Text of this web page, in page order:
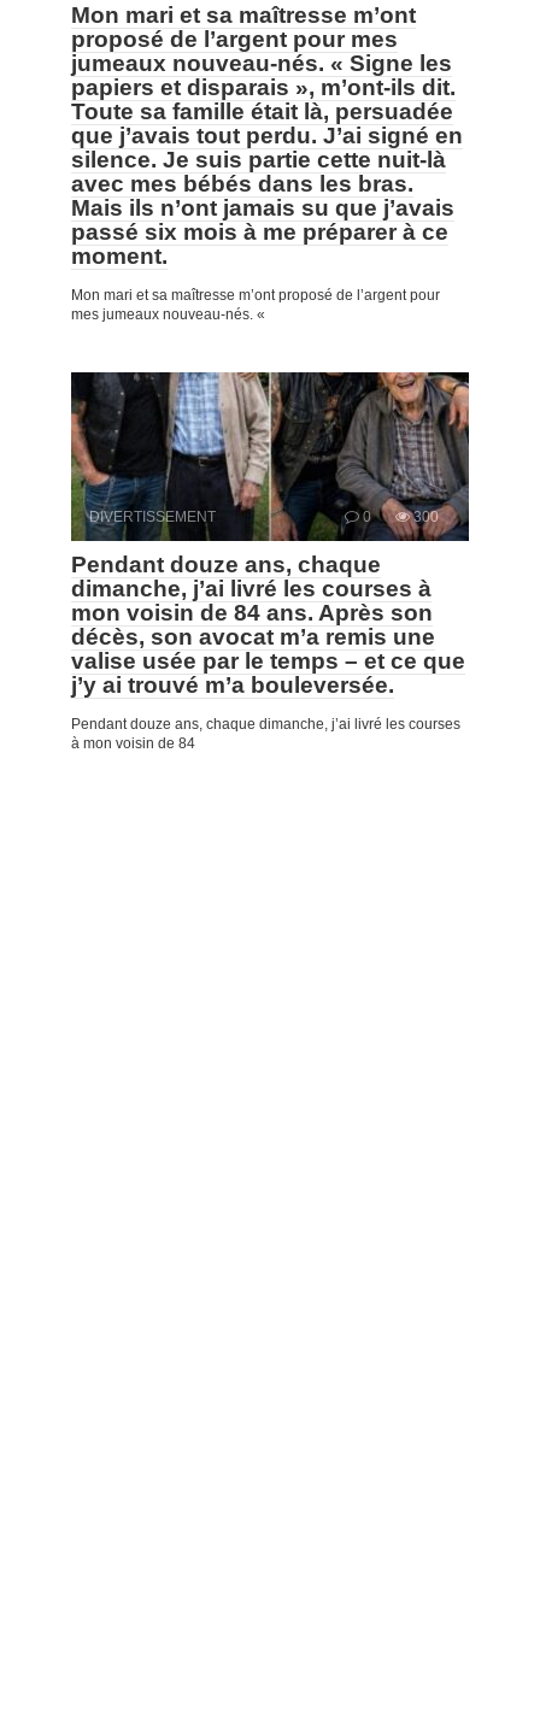
Mon mari et sa maîtresse m’ont
proposé de l’argent pour mes
jumeaux nouveau-nés. « Signe les
papiers et disparais », m’ont-ils dit.
Toute sa famille était là, persuadée
que j’avais tout perdu. J’ai signé en
silence. Je suis partie cette nuit-là
avec mes bébés dans les bras.
Mais ils n’ont jamais su que j’avais
passé six mois à me préparer à ce
moment.
Mon mari et sa maîtresse m’ont proposé de l’argent pour
mes jumeaux nouveau-nés. «
DIVERTISSEMENT 0 300
Pendant douze ans, chaque
dimanche, j’ai livré les courses à
mon voisin de 84 ans. Après son
décès, son avocat m’a remis une
valise usée par le temps – et ce que
j’y ai trouvé m’a bouleversée.
Pendant douze ans, chaque dimanche, j’ai livré les courses
à mon voisin de 84